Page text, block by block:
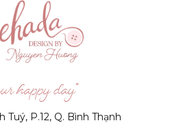
happy day”
Tuý, P.12, Q. Bình Thạnh